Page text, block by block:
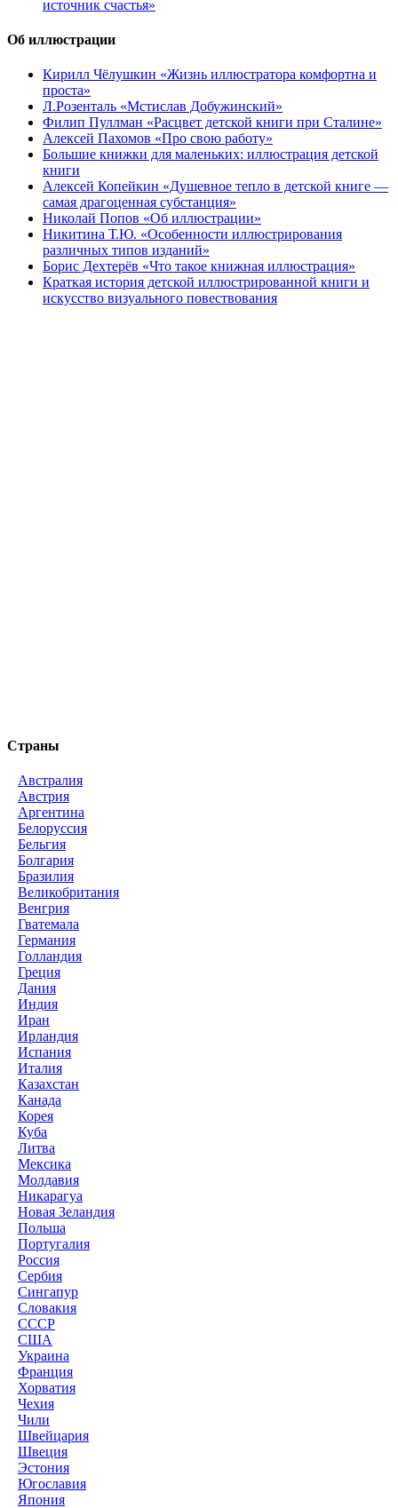
источник счастья»
Об иллюстрации
Кирилл Чёлушкин «Жизнь иллюстратора комфортна и
проста»
Л.Розенталь «Мстислав Добужинский»
Филип Пуллман «Расцвет детской книги при Сталине»
Алексей Пахомов «Про свою работу»
Большие книжки для маленьких: иллюстрация детской
книги
Алексей Копейкин «Душевное тепло в детской книге —
самая драгоценная субстанция»
Николай Попов «Об иллюстрации»
Никитина Т.Ю. «Особенности иллюстрирования
различных типов изданий»
Борис Дехтерёв «Что такое книжная иллюстрация»
Краткая история детской иллюстрированной книги и
искусство визуального повествования
Страны
Австралия
Австрия
Аргентина
Белоруссия
Бельгия
Болгария
Бразилия
Великобритания
Венгрия
Гватемала
Германия
Голландия
Греция
Дания
Индия
Иран
Ирландия
Испания
Италия
Казахстан
Канада
Корея
Куба
Литва
Мексика
Молдавия
Никарагуа
Новая Зеландия
Польша
Португалия
Россия
Сербия
Сингапур
Словакия
СССР
США
Украина
Франция
Хорватия
Чехия
Чили
Швейцария
Швеция
Эстония
Югославия
Япония